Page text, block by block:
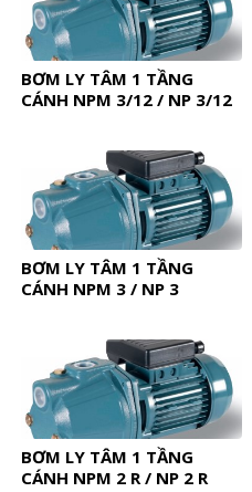
BƠM LY TÂM 1 TẦNG
CÁNH NPM 3/12 / NP 3/12
BƠM LY TÂM 1 TẦNG
CÁNH NPM 3 / NP 3
BƠM LY TÂM 1 TẦNG
CÁNH NPM 2 R / NP 2 R